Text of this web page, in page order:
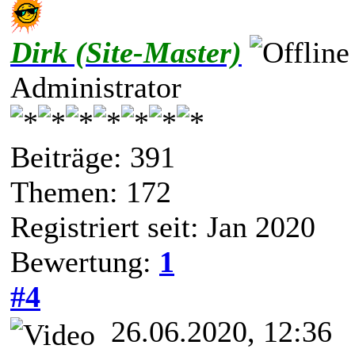
Dirk (Site-Master)
Administrator
Beiträge: 391
Themen: 172
Registriert seit: Jan 2020
Bewertung: 1
#4
26.06.2020, 12:36